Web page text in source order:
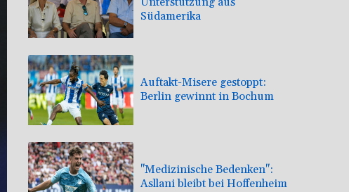
Südamerika
Auftakt-Misere gestoppt:
Berlin gewinnt in Bochum
"Medizinische Bedenken":
Asllani bleibt bei Hoffenheim